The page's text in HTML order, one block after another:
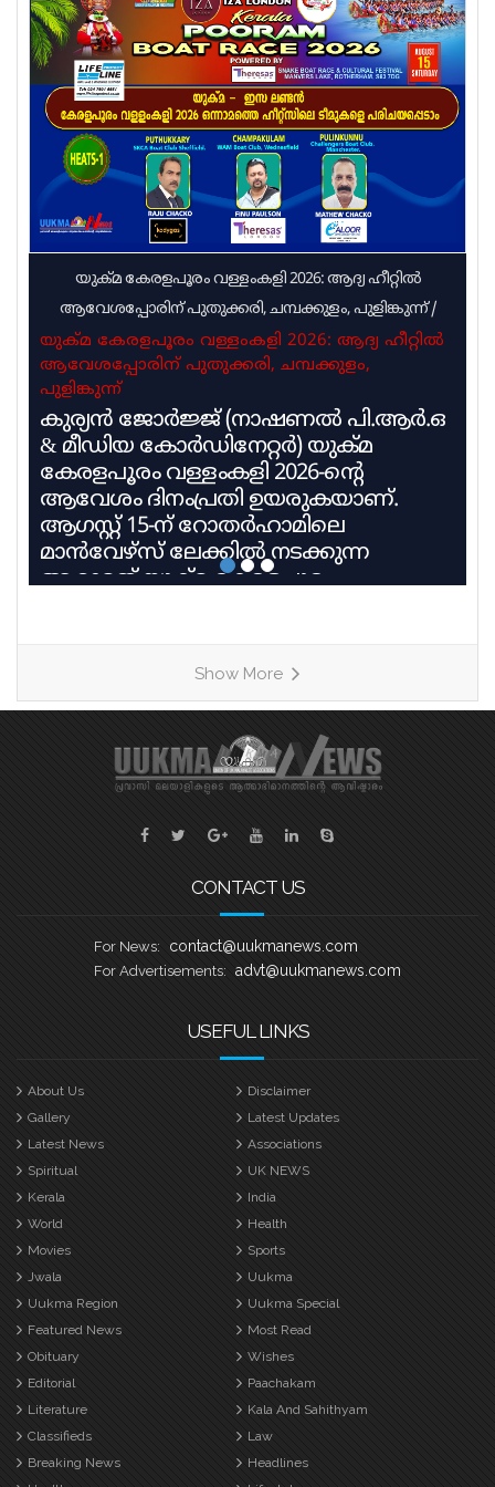
തള്ളിയിരുന്നു. ഇതിന് പിന്നാലെയായിരുന്നു വീണ്ടും
ഭീഷണിയും വെല്ലുവിളിയും നടത്തിയത്. ഒളിവിലുള്ള
തന്നെ പിടിക്കാൻ പറ്റുമെങ്കിൽ പിടിക്കു എന്നാണ്
അർജുൻ ആയങ്കിയുടെ വെല്ലുവിളി. ഹൈക്കോടതി
ജാമ്യം തള്ളിയപ്പോൾ കീഴടങ്ങാം എന്ന് തീരുമാനിച്ചു.
പക്ഷെ അല്ലാതെ പിടിച്ചെ മതിയാവു
യുക്മ കേരളപൂരം വള്ളംകളി 2026: ആദ്യ ഹീറ്റിൽ
ആവേശപ്പോരിന് പുതുക്കരി, ചമ്പക്കുളം, പുളിങ്കുന്ന്/
യുക്മ കേരളപൂരം വള്ളംകളി 2026: ആദ്യ ഹീറ്റിൽ
ആവേശപ്പോരിന് പുതുക്കരി, ചമ്പക്കുളം,
പുളിങ്കുന്ന്
കുര്യൻ ജോർജ്ജ് (നാഷണൽ പി.ആർ.ഒ
& മീഡിയ കോർഡിനേറ്റർ) യുക്മ
കേരളപൂരം വള്ളംകളി 2026-ന്റെ
ആവേശം ദിനംപ്രതി ഉയരുകയാണ്.
ആഗസ്റ്റ് 15-ന് റോതർഹാമിലെ
മാൻവേഴ്സ് ലേക്കിൽ നടക്കുന്ന
ആറാമത് യുക്മ കേരളപൂരം
അവസാനഘട്ടത്തിലാണ്. കേരളത്തിലെ
ചുണ്ടൻവള്ളം പാരമ്പര്യം
നിലനിർത്തിക്കൊണ്ട്, യുകെയിലെ
വിവിധ ബോട്ട് ക്ലബ്ബുകളെ
പ്രതിനിധീകരിക്കുന്ന ടീമുകൾ കുട്ടനാടൻ
വള്ളങ്ങളിലാണ് മത്സരിക്കുന്നത്. ഓരോ
Show More
CONTACT US
For News: contact@uukmanews.com
For Advertisements: advt@uukmanews.com
USEFUL LINKS
About Us
Disclaimer
Gallery
Latest Updates
Latest News
Associations
Spiritual
UK NEWS
Kerala
India
World
Health
Movies
Sports
Jwala
Uukma
Uukma Region
Uukma Special
Featured News
Most Read
Obituary
Wishes
Editorial
Paachakam
Literature
Kala And Sahithyam
Classifieds
Law
Breaking News
Headlines